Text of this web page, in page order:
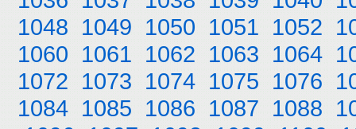
1048 1049 1050 1051 1052
1060 1061 1062 1063 1064
1072 1073 1074 1075 1076
1084 1085 1086 1087 1088